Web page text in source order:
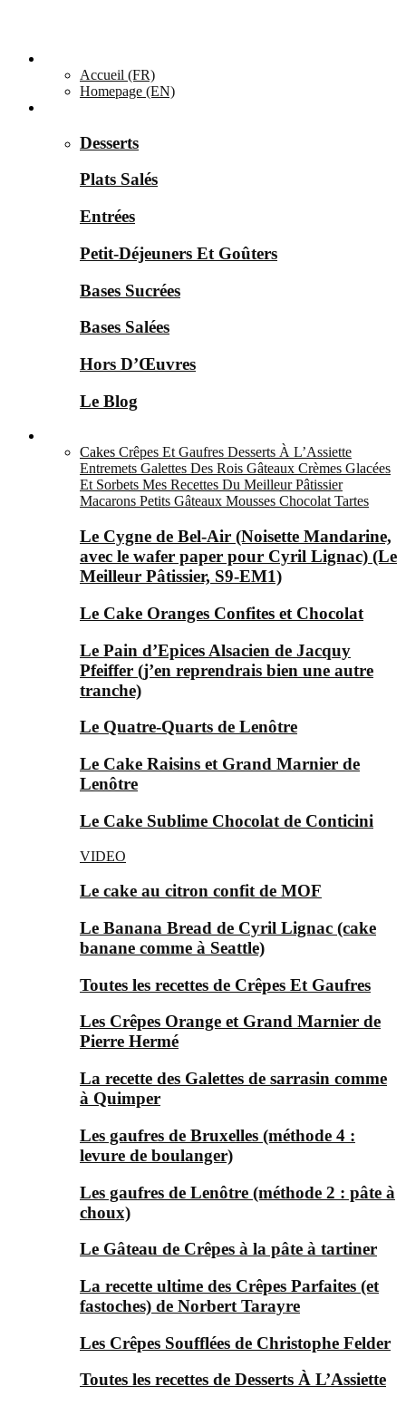
Accueil (FR)
Homepage (EN)
Desserts
Plats Salés
Entrées
Petit-Déjeuners Et Goûters
Bases Sucrées
Bases Salées
Hors D’Œuvres
Le Blog
Cakes Crêpes Et Gaufres Desserts À L’Assiette
Entremets Galettes Des Rois Gâteaux Crèmes Glacées
Et Sorbets Mes Recettes Du Meilleur Pâtissier
Macarons Petits Gâteaux Mousses Chocolat Tartes
Le Cygne de Bel-Air (Noisette Mandarine,
avec le wafer paper pour Cyril Lignac) (Le
Meilleur Pâtissier, S9-EM1)
Le Cake Oranges Confites et Chocolat
Le Pain d’Epices Alsacien de Jacquy
Pfeiffer (j’en reprendrais bien une autre
tranche)
Le Quatre-Quarts de Lenôtre
Le Cake Raisins et Grand Marnier de
Lenôtre
Le Cake Sublime Chocolat de Conticini
VIDEO
Le cake au citron confit de MOF
Le Banana Bread de Cyril Lignac (cake
banane comme à Seattle)
Toutes les recettes de Crêpes Et Gaufres
Les Crêpes Orange et Grand Marnier de
Pierre Hermé
La recette des Galettes de sarrasin comme
à Quimper
Les gaufres de Bruxelles (méthode 4 :
levure de boulanger)
Les gaufres de Lenôtre (méthode 2 : pâte à
choux)
Le Gâteau de Crêpes à la pâte à tartiner
La recette ultime des Crêpes Parfaites (et
fastoches) de Norbert Tarayre
Les Crêpes Soufflées de Christophe Felder
Toutes les recettes de Desserts À L’Assiette